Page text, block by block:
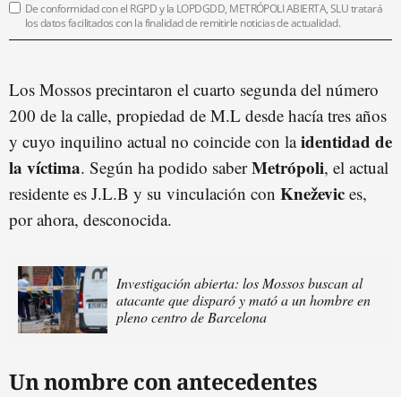
De conformidad con el RGPD y la LOPDGDD, METRÓPOLI ABIERTA, SLU tratará
los datos facilitados con la finalidad de remitirle noticias de actualidad.
Los Mossos precintaron el cuarto segunda del número
200 de la calle, propiedad de M.L desde hacía tres años
y cuyo inquilino actual no coincide con laidentidad de
la víctima. Según ha podido saberMetrópoli, el actual
residente es J.L.B y su vinculación con Kneževic es,
por ahora, desconocida.
Investigación abierta: los Mossos buscan al
atacante que disparó y mató a un hombre en
pleno centro de Barcelona
Un nombre con antecedentes